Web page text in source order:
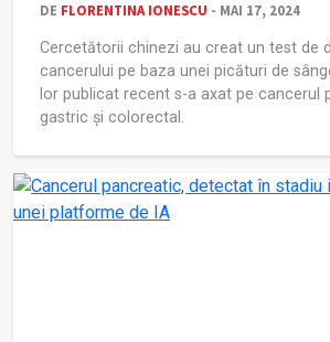
DE FLORENTINA IONESCU - MAI 17, 2024
Cercetătorii chinezi au creat un test de
cancerului pe baza unei picături de
lor publicat recent s-a axat pe cancerul
gastric și colorectal.